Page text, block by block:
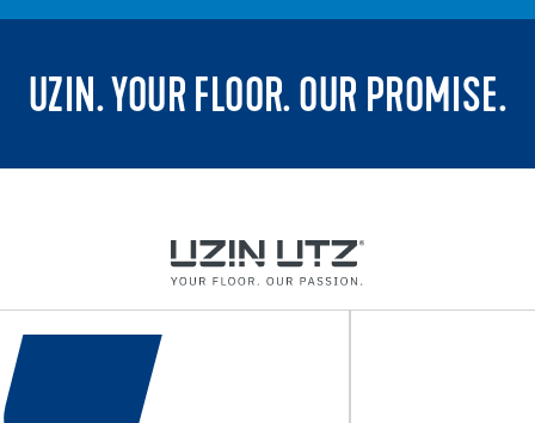
UZIN. YOUR FLOOR. OUR PROMISE.